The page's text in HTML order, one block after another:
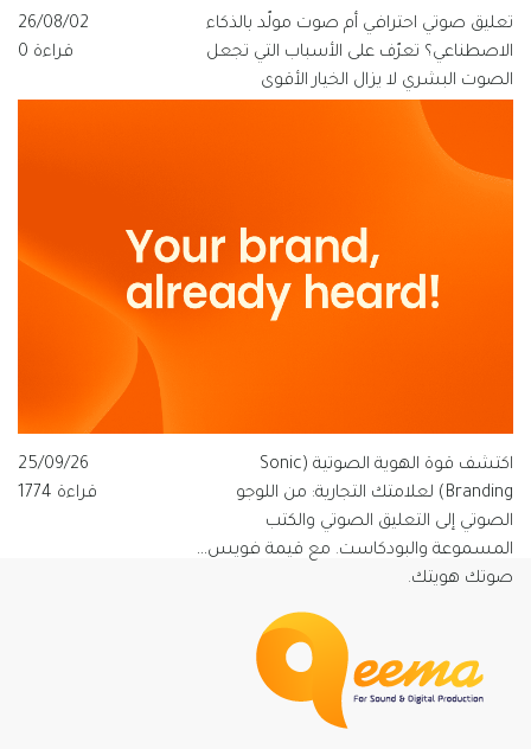
تعليق صوتي احترافي أم صوت مولّد بالذكاء
الاصطناعي؟ تعرّف على الأسباب التي تجعل
الصوت البشري لا يزال الخيار الأقوى
للعلامات التجارية الناطقة بالعربية، ولماذا
تتبنى قيمة فويس شعار "الصوت الذي
يفهم العربية".
26/08/02
قراءة 0
اكتشف قوة الهوية الصوتية (Sonic
Branding) لعلامتك التجارية: من اللوجو
الصوتي إلى التعليق الصوتي والكتب
المسموعة والبودكاست. مع قيمة فويس…
صوتك هويتك.
25/09/26
قراءة 1774